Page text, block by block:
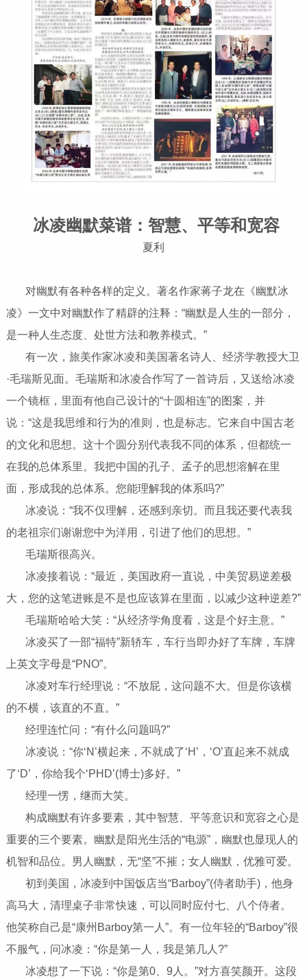
冰凌幽默菜谱：智慧、平等和宽容
夏利
对幽默有各种各样的定义。著名作家蒋子龙在《幽默冰
凌》一文中对幽默作了精辟的注释：“幽默是人生的一部分，
是一种人生态度、处世方法和教养模式。”
有一次，旅美作家冰凌和美国著名诗人、经济学教授大卫
·毛瑞斯见面。毛瑞斯和冰凌合作写了一首诗后，又送给冰凌
一个镜框，里面有他自己设计的“十圆相连”的图案，并
说：“这是我思维和行为的准则，也是标志。它来自中国古老
的文化和思想。这十个圆分别代表我不同的体系，但都统一
在我的总体系里。我把中国的孔子、孟子的思想溶解在里
面，形成我的总体系。您能理解我的体系吗?”
冰凌说：“我不仅理解，还感到亲切。而且我还要代表我
的老祖宗们谢谢您中为洋用，引进了他们的思想。”
毛瑞斯很高兴。
冰凌接着说：“最近，美国政府一直说，中美贸易逆差极
大，您的这笔进账是不是也应该算在里面，以减少这种逆差?”
毛瑞斯哈哈大笑：“从经济学角度看，这是个好主意。”
冰凌买了一部“福特”新轿车，车行当即办好了车牌，车牌
上英文字母是“PNO”。
冰凌对车行经理说：“不放屁，这问题不大。但是你该横
的不横，该直的不直。”
经理连忙问：“有什么问题吗?”
冰凌说：“你‘N’横起来，不就成了‘H’，‘O’直起来不就成
了‘D’，你给我个‘PHD’(博士)多好。”
经理一愣，继而大笑。
构成幽默有许多要素，其中智慧、平等意识和宽容之心是
重要的三个要素。幽默是阳光生活的“电源”，幽默也显现人的
机智和品位。男人幽默，无“坚”不摧；女人幽默，优雅可爱。
初到美国，冰凌到中国饭店当“Barboy”(侍者助手)，他身
高马大，清理桌子非常快速，可以同时应付七、八个侍者。
他笑称自己是“康州Barboy第一人”。有一位年轻的“Barboy”很
不服气，问冰凌：“你是第一人，我是第几人?”
冰凌想了一下说：“你是第0、9人。”对方喜笑颜开。这段